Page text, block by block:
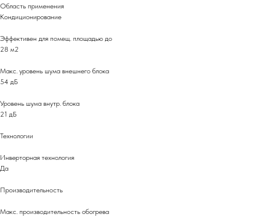
Область применения
Кондиционирование
Эффективен для помещ. площадью до
28 м2
Макс. уровень шума внешнего блока
54 дБ
Уровень шума внутр. блока
21 дБ
Технологии
Инверторная технология
Да
Производительность
Макс. производительность обогрева